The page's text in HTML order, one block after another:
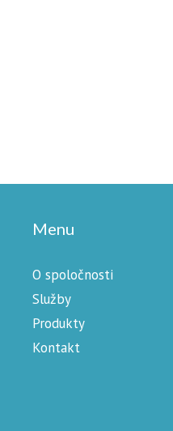
Menu
O spoločnosti
Služby
Produkty
Kontakt